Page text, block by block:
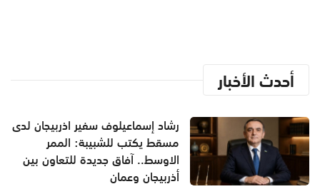
أحدث الأخبار
رشاد إسماعيلوف سفير اذربيجان لدى
مسقط يكتب للشبيبة: الممر
الاوسط.. آفاق جديدة للتعاون بين
أذربيجان وعمان